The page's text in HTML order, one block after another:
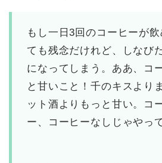
もし一日3回のコーヒーが
ても残念だけれど、しなび
になってしまう。ああ、コ
と甘いこと！千のキスより
ット酒よりもっと甘い。コ
ー、コーヒーなしじゃやっ